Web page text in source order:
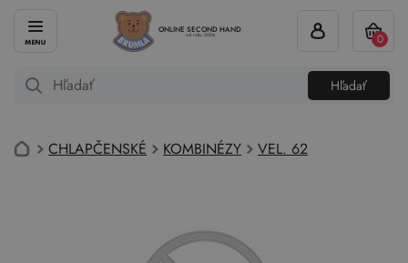
ONLINE SECOND HAND
od roku 2004
Hľadať
0
CHLAPČENSKÉ KOMBINÉZY VEL. 62